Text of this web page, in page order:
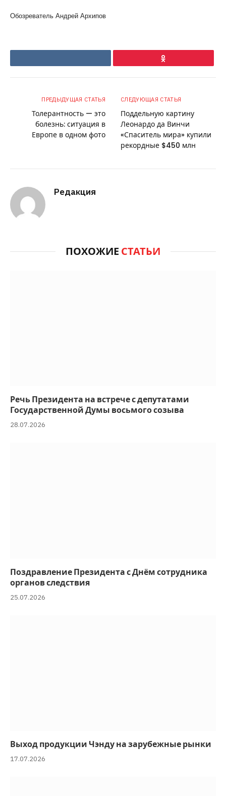
Обозреватель Андрей Архипов
Ok
ПРЕДЫДУЩАЯ СТАТЬЯ
Толерантность — это
болезнь: ситуация в
Европе в одном фото
СЛЕДУЮЩАЯ СТАТЬЯ
Поддельную картину
Леонардо да Винчи
«Спаситель мира» купили
рекордные $450 млн
Редакция
ПОХОЖИЕ СТАТЬИ
Речь Президента на встрече с депутатами
Государственной Думы восьмого созыва
28.07.2026
Поздравление Президента с Днём сотрудника
органов следствия
25.07.2026
Выход продукции Чэнду на зарубежные рынки
17.07.2026